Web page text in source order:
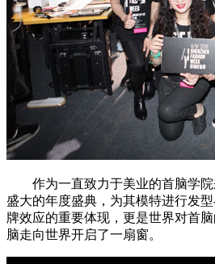
作为一直致力于美业的首脑学院
盛大的年度盛典，为其模特进行发
牌效应的重要体现，更是世界对首
脑走向世界开启了一扇窗。